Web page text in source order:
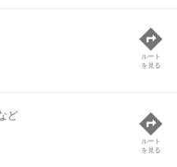
ルート
を見る
ど
ルート
を見る